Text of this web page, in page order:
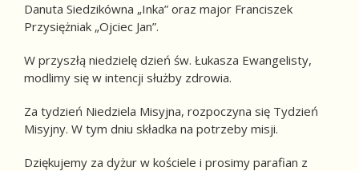
Danuta Siedzikówna „Inka” oraz major Franciszek
Przysiężniak „Ojciec Jan”.
W przyszłą niedzielę dzień św. Łukasza Ewangelisty,
modlimy się w intencji służby zdrowia.
Za tydzień Niedziela Misyjna, rozpoczyna się Tydzień
Misyjny. W tym dniu składka na potrzeby misji.
Dziękujemy za dyżur w kościele i prosimy parafian z